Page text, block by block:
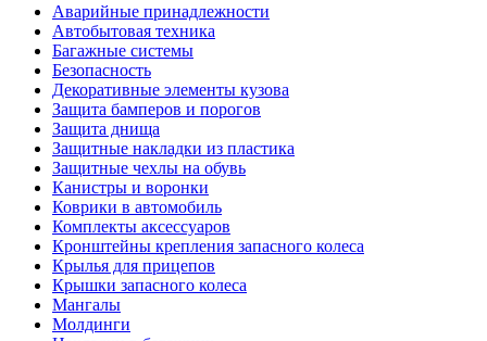
Аварийные принадлежности
Автобытовая техника
Багажные системы
Безопасность
Декоративные элементы кузова
Защита бамперов и порогов
Защита днища
Защитные накладки из пластика
Защитные чехлы на обувь
Канистры и воронки
Коврики в автомобиль
Комплекты аксессуаров
Кронштейны крепления запасного колеса
Крылья для прицепов
Крышки запасного колеса
Мангалы
Молдинги